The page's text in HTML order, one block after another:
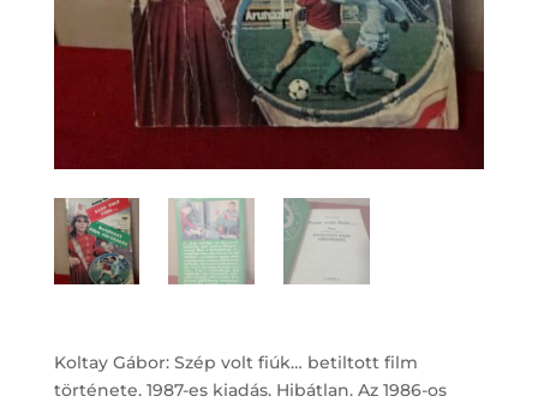
Koltay Gábor: Szép volt fiúk… betiltott film
története. 1987-es kiadás. Hibátlan. Az 1986-os